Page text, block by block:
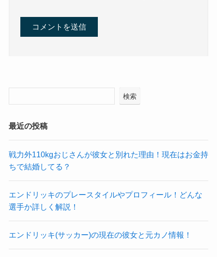
検索
最近の投稿
戦力外110kgおじさんが彼女と別れた理由！現在はお金持
ちで結婚してる？
エンドリッキのプレースタイルやプロフィール！どんな
選手か詳しく解説！
エンドリッキ(サッカー)の現在の彼女と元カノ情報！